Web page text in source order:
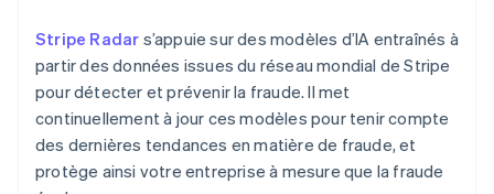
Stripe Radar s’appuie sur des modèles d’IA entraînés à
partir des données issues du réseau mondial de Stripe
pour détecter et prévenir la fraude. Il met
continuellement à jour ces modèles pour tenir compte
des dernières tendances en matière de fraude, et
protège ainsi votre entreprise à mesure que la fraude